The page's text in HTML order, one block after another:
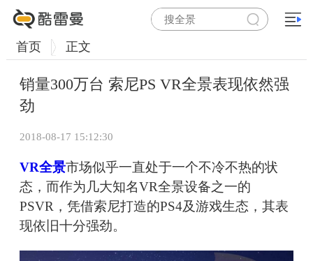
首页 正文
销量300万台 索尼PS VR全景表现依然强
劲
2018-08-17 15:12:30
VR全景市场似乎一直处于一个不冷不热的状
态，而作为几大知名VR全景设备之一的
PSVR，凭借索尼打造的PS4及游戏生态，其表
现依旧十分强劲。